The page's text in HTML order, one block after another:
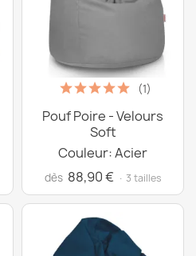
(1)
Pouf Poire - Velours
Soft
Couleur: Acier
dès 88,90 € · 3 tailles